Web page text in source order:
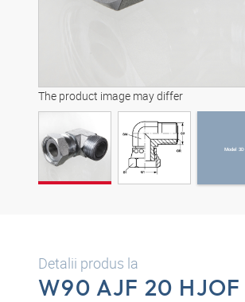
The product image may differ
Model 3D
Detalii produs la
W90 AJF 20 HJOF